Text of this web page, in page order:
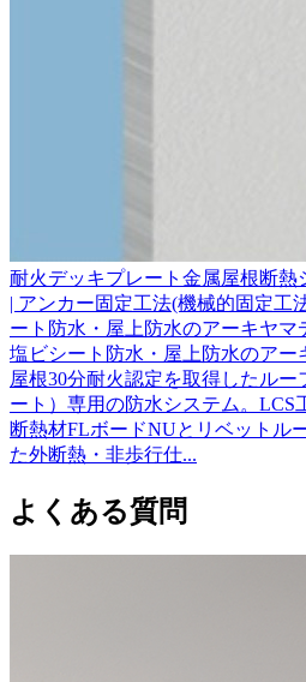
耐火デッキプレート金属屋根断熱
| アンカー固定工法(機械的固定工
ート防水・屋上防水のアーキヤマ
塩ビシート防水・屋上防水のアー
屋根30分耐火認定を取得したル
ート）専用の防水システム。LCS
断熱材FLボードNUとリベットル
た外断熱・非歩行仕...
よくある質問